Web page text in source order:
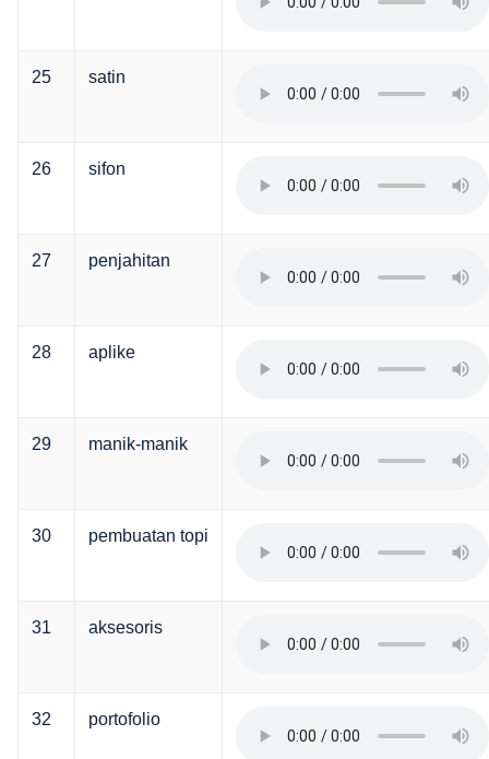
25 satin
26 sifon
27 penjahitan
28 aplike
29 manik-manik
30 pembuatan topi
31 aksesoris
32 portofolio